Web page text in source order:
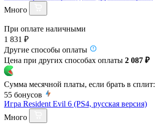
Много
При оплате наличными
1 831 ₽
Другие способы оплаты
Цена при других способах оплаты 2 087 ₽
Сумма месячной платы, если брать в сплит:
55 бонусов
Игра Resident Evil 6 (PS4, русская версия)
Много